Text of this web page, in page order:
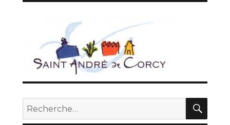
Recherche
pour :